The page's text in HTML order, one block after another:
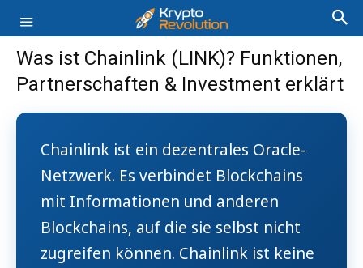
Was ist Chainlink (LINK)? Funktionen,
Partnerschaften & Investment erklärt
Chainlink ist ein dezentrales Oracle-
Netzwerk. Es verbindet Blockchains
mit Informationen und anderen
Blockchains, auf die sie selbst nicht
zugreifen können. Chainlink ist keine